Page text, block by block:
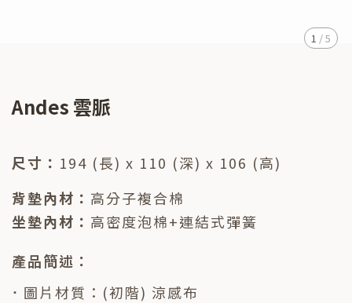
1 /5
Andes 雲脈
尺寸： 194 (長) x 110 (深) x 106 (高)
背墊內材： 高分子複合棉
坐墊內材： 高密度泡棉+連結式彈簧
產品簡述：
⠂圖片材質：(初階) 涼感布